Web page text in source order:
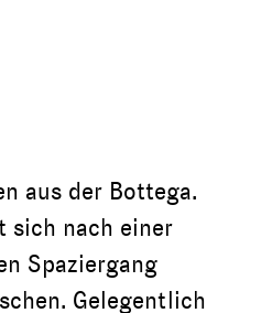
aus der Bottega.
sich nach einer
Spaziergang
Gelegentlich